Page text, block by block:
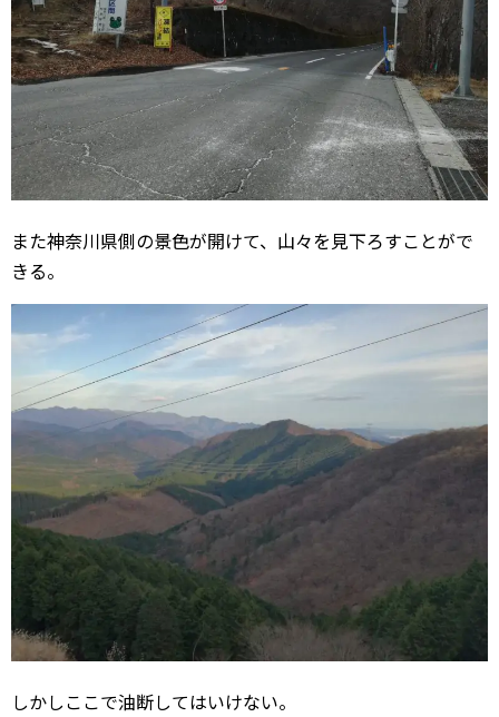
また神奈川県側の景色が開けて、山々を見下ろすことがで
きる。
しかしここで油断してはいけない。